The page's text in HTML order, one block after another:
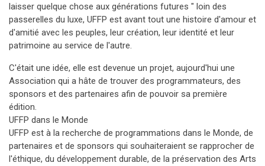
laisser quelque chose aux générations futures " loin des
passerelles du luxe, UFFP est avant tout une histoire d'amour et
d'amitié avec les peuples, leur création, leur identité et leur
patrimoine au service de l'autre.
C'était une idée, elle est devenue un projet, aujourd'hui une
Association qui a hâte de trouver des programmateurs, des
sponsors et des partenaires afin de pouvoir sa première
édition.
UFFP dans le Monde
UFFP est à la recherche de programmations dans le Monde, de
partenaires et de sponsors qui souhaiteraient se rapprocher de
l'éthique, du développement durable, de la préservation des Arts